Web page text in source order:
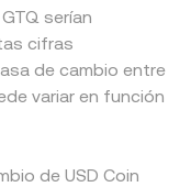
serían
cifras
de cambio entre
variar en función
de USD Coin